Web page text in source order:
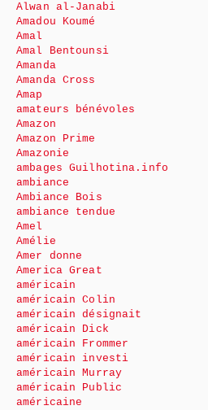
Alwan al-Janabi
Amadou Koumé
Amal
Amal Bentounsi
Amanda
Amanda Cross
Amap
amateurs bénévoles
Amazon
Amazon Prime
Amazonie
ambages Guilhotina.info
ambiance
Ambiance Bois
ambiance tendue
Amel
Amélie
Amer donne
America Great
américain
américain Colin
américain désignait
américain Dick
américain Frommer
américain investi
américain Murray
américain Public
américaine